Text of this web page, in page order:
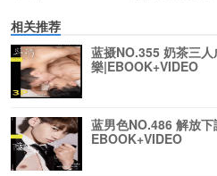
相关推荐
蓝摄NO.355 奶茶三
樂|EBOOK+VIDEO
蓝男色NO.486 解放
EBOOK+VIDEO